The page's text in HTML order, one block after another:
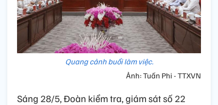
Quang cảnh buổi làm việc.
Ảnh: Tuấn Phi - TTXVN
Sáng 28/5, Đoàn kiểm tra, giám sát số 22